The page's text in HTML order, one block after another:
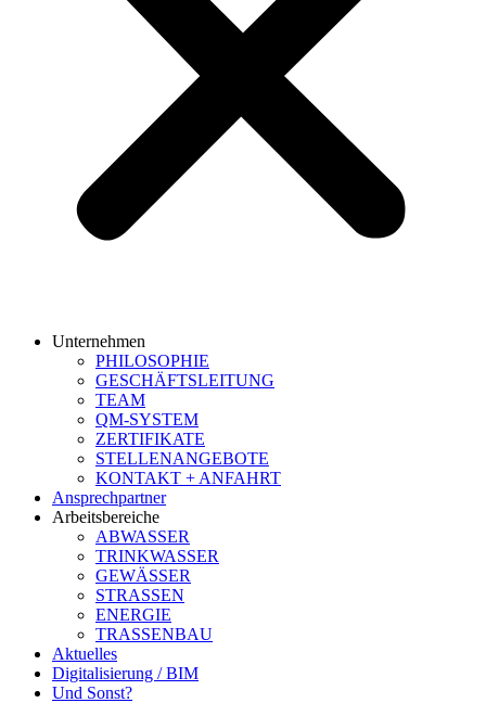
Unternehmen
PHILOSOPHIE
GESCHÄFTSLEITUNG
TEAM
QM-SYSTEM
ZERTIFIKATE
STELLENANGEBOTE
KONTAKT + ANFAHRT
Ansprechpartner
Arbeitsbereiche
ABWASSER
TRINKWASSER
GEWÄSSER
STRASSEN
ENERGIE
TRASSENBAU
Aktuelles
Digitalisierung / BIM
Und Sonst?